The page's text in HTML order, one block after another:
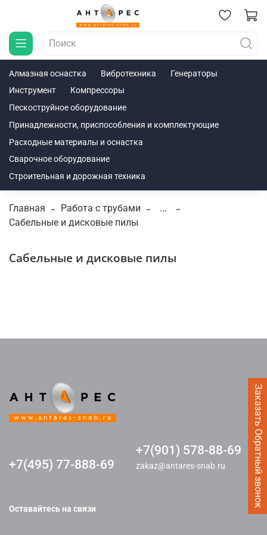
Заказать Обратный звонок
Алмазная оснастка Вибротехника
Генераторы
Инструмент
Компрессоры
Пескоструйное оборудование
Принадлежности, приспособления и комплектующие
Расходные материалы и оснастка
Сварочное оборудование
Строительная и дорожная техника
Главная Работа с трубами
...
Сабельные и дисковые пилы
Сабельные и дисковые пилы
+7(495) 77-888-69
+7(901) 578-88-69
zakaz@antares-snab.ru
Оставайтесь на связи